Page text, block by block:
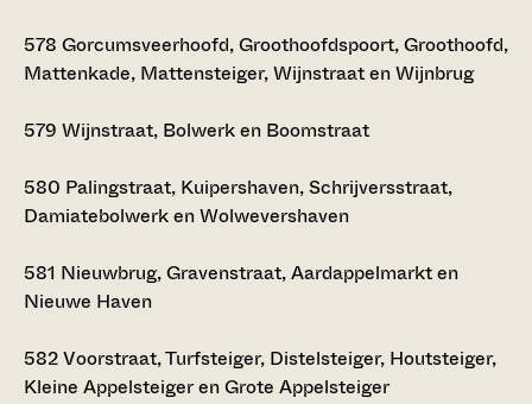
578 Gorcumsveerhoofd, Groothoofdspoort, Groothoofd,
Mattenkade, Mattensteiger, Wijnstraat en Wijnbrug
579 Wijnstraat, Bolwerk en Boomstraat
580 Palingstraat, Kuipershaven, Schrijversstraat,
Damiatebolwerk en Wolwevershaven
581 Nieuwbrug, Gravenstraat, Aardappelmarkt en
Nieuwe Haven
582Voorstraat, Turfsteiger, Distelsteiger, Houtsteiger,
Kleine Appelsteiger en Grote Appelsteiger